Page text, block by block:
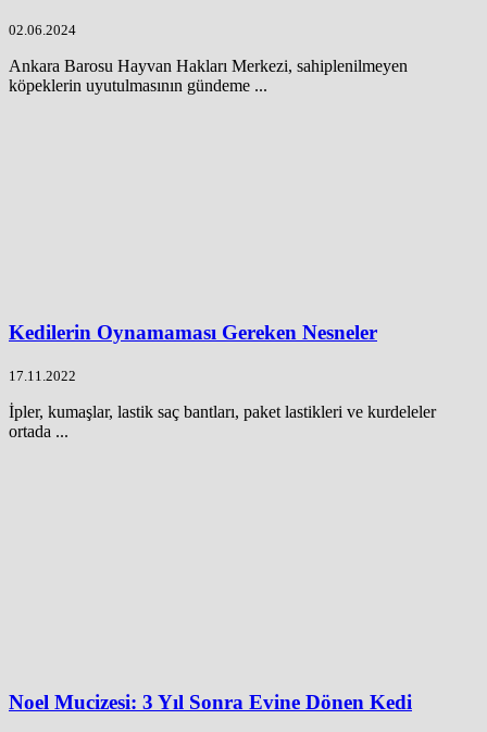
02.06.2024
Ankara Barosu Hayvan Hakları Merkezi, sahiplenilmeyen
köpeklerin uyutulmasının gündeme ...
Kedilerin Oynamaması Gereken Nesneler
17.11.2022
İpler, kumaşlar, lastik saç bantları, paket lastikleri ve kurdeleler
ortada ...
Noel Mucizesi: 3 Yıl Sonra Evine Dönen Kedi